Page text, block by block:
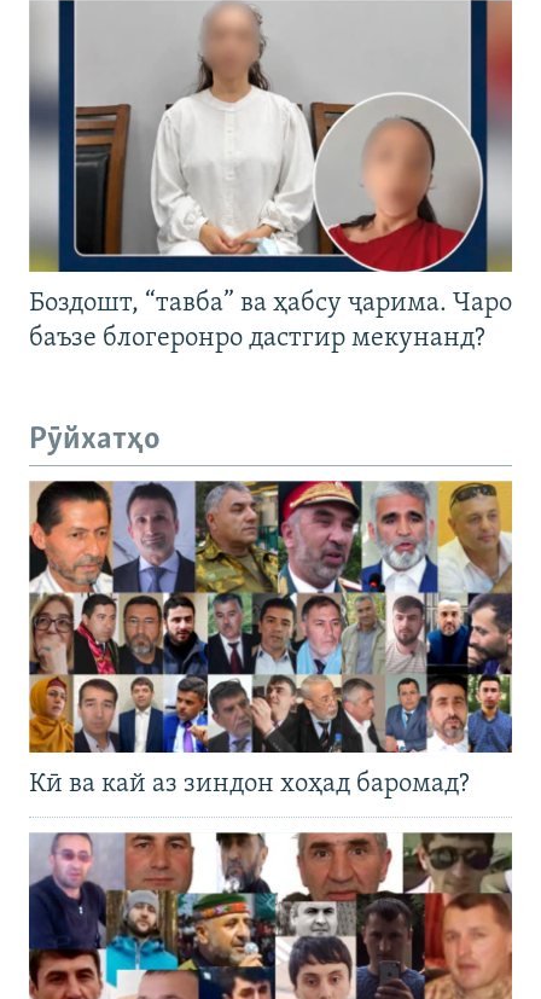
Боздошт, “тавба” ва ҳабсу ҷарима. Чаро
баъзе блогеронро дастгир мекунанд?
Рӯйхатҳо
Кӣ ва кай аз зиндон хоҳад баромад?